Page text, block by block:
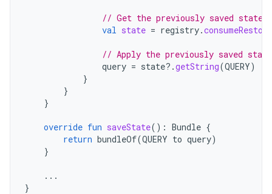
// Get the previously saved state
val state = registry.
// Apply the previously saved state
query = state?.getString(QUERY)
}
}
}
override fun saveState(): Bundle {
return bundleOf(QUERY to query)
}
...
}